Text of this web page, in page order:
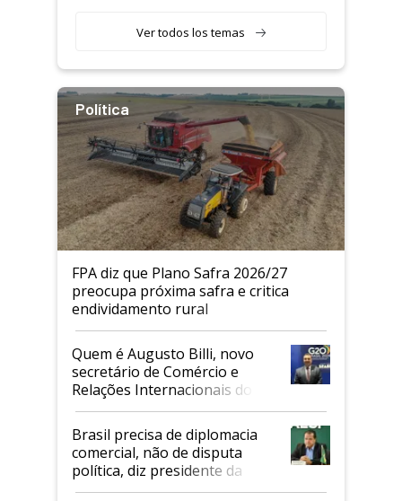
Ver todos los temas
Política
FPA diz que Plano Safra 2026/27
preocupa próxima safra e critica
endividamento rural
Quem é Augusto Billi, novo
secretário de Comércio e
Relações Internacionais do
Mapa
Brasil precisa de diplomacia
comercial, não de disputa
política, diz presidente da
Faesp